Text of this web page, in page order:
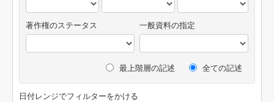
著作権のステータス 一般資料の指定
最上階層の記述 全ての記述
日付レンジでフィルターをかける